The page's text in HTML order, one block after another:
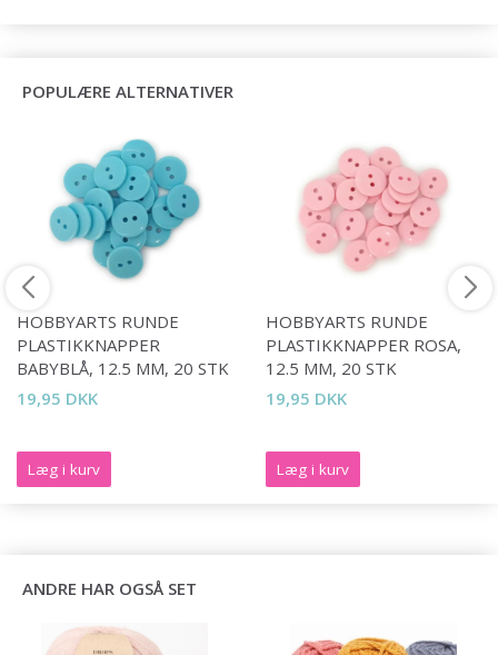
POPULÆRE ALTERNATIVER
HOBBYARTS RUNDE
PLASTIKKNAPPER
BABYBLÅ, 12.5 MM, 20 STK
19,95 DKK
Læg i kurv
HOBBYARTS RUNDE
PLASTIKKNAPPER ROSA,
12.5 MM, 20 STK
19,95 DKK
Læg i kurv
ANDRE HAR OGSÅ SET